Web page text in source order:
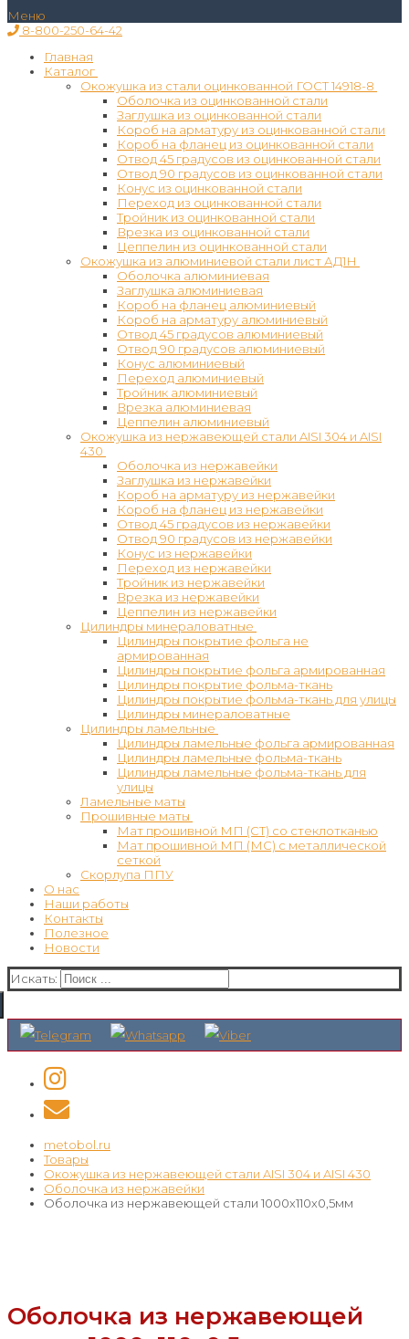
Меню
8-800-250-64-42
Главная
Каталог
Окожушка из стали оцинкованной ГОСТ 14918-8
Оболочка из оцинкованной стали
Заглушка из оцинкованной стали
Короб на арматуру из оцинкованной стали
Короб на фланец из оцинкованной стали
Отвод 45 градусов из оцинкованной стали
Отвод 90 градусов из оцинкованной стали
Конус из оцинкованной стали
Переход из оцинкованной стали
Тройник из оцинкованной стали
Врезка из оцинкованной стали
Цеппелин из оцинкованной стали
Окожушка из алюминиевой стали лист АД1Н
Оболочка алюминиевая
Заглушка алюминиевая
Короб на фланец алюминиевый
Короб на арматуру алюминиевый
Отвод 45 градусов алюминиевый
Отвод 90 градусов алюминиевый
Конус алюминиевый
Переход алюминиевый
Тройник алюминиевый
Врезка алюминиевая
Цеппелин алюминиевый
Окожушка из нержавеющей стали AISI 304 и AISI
430
Оболочка из нержавейки
Заглушка из нержавейки
Короб на арматуру из нержавейки
Короб на фланец из нержавейки
Отвод 45 градусов из нержавейки
Отвод 90 градусов из нержавейки
Конус из нержавейки
Переход из нержавейки
Тройник из нержавейки
Врезка из нержавейки
Цеппелин из нержавейки
Цилиндры минераловатные
Цилиндры покрытие фольга не
армированная
Цилиндры покрытие фольга армированная
Цилиндры покрытие фольма-ткань
Цилиндры покрытие фольма-ткань для улицы
Цилиндры минераловатные
Цилиндры ламельные
Цилиндры ламельные фольга армированная
Цилиндры ламельные фольма-ткань
Цилиндры ламельные фольма-ткань для
улицы
Ламельные маты
Прошивные маты
Мат прошивной МП (СТ) со стеклотканью
Мат прошивной МП (МС) с металлической
сеткой
Скорлупа ППУ
О нас
Наши работы
Контакты
Полезное
Новости
Искать:
metobol.ru
Товары
Окожушка из нержавеющей стали AISI 304 и AISI 430
Оболочка из нержавейки
Оболочка из нержавеющей стали 1000х110х0,5мм
Оболочка из нержавеющей